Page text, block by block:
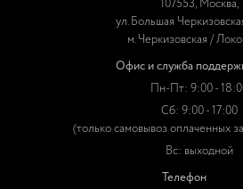
107553, Москва,
ул. Большая
м. Черкизовская /
Офис и служба
Пн-Пт: 9:00 -
Сб: 9:00 - 17:00
(только самовывоз оплаченных
Вс: выходной
Телефон